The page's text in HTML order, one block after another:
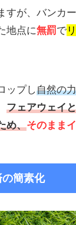
すが、バンカ
地点に無罰で
ップし自然の力
フェアウェイ
め、そのまま
簡素化